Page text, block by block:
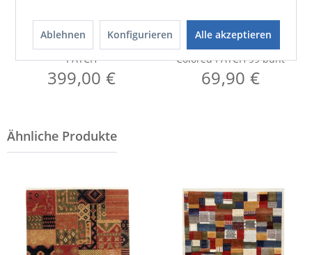
PATCH
399,00 €
Teppich
Colored PATCH 99 bunt
69,90 €
Ablehnen Konfigurieren Alle akzeptieren